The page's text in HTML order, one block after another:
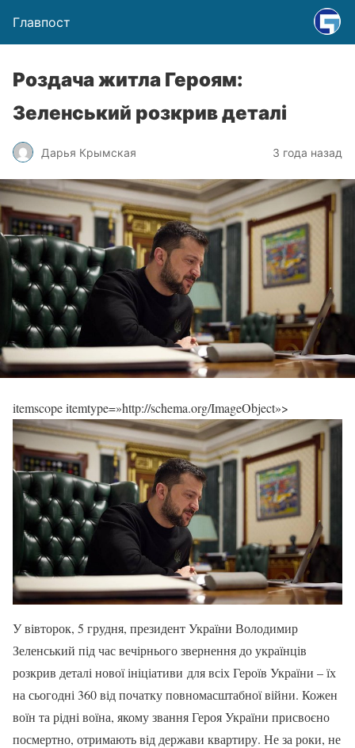
Главпост
Роздача житла Героям:
Зеленський розкрив деталі
Дарья Крымская 3 года назад
itemscope itemtype=»http://schema.org/ImageObject»>
У вівторок, 5 грудня, президент України Володимир
Зеленський під час вечірнього звернення до українців
розкрив деталі нової ініціативи для всіх Героїв України – їх
на сьогодні 360 від початку повномасштабної війни. Кожен
воїн та рідні воїна, якому звання Героя України присвоєно
посмертно, отримають від держави квартиру. Не за роки, не